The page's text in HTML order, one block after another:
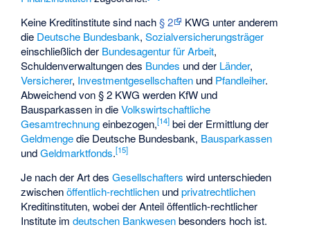
Keine Kreditinstitute sind nach§ 2
KWG unter anderem
die Deutsche Bundesbank,Sozialversicherungsträger
einschließlich der Bundesagentur für Arbeit,
Schuldenverwaltungen des Bundes und der Länder,
Versicherer, Investmentgesellschaften und Pfandleiher.
Abweichend von § 2 KWG werden KfW und
Bausparkassen in dieVolkswirtschaftliche
Gesamtrechnungeinbezogen,[14] bei der Ermittlung der
Geldmengedie Deutsche Bundesbank, Bausparkassen
undGeldmarktfonds.[15]
Je nach der Art desGesellschafters wird unterschieden
zwischenöffentlich-rechtlichen undprivatrechtlichen
Kreditinstituten, wobei der Anteil öffentlich-rechtlicher
Institute imdeutschen Bankwesenbesonders hoch ist.